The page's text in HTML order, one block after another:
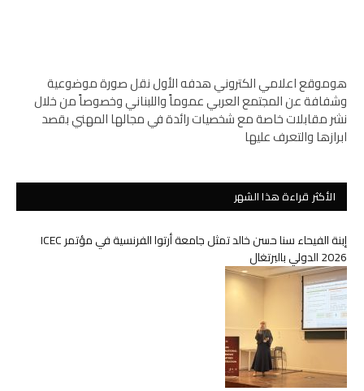
هوموقع اعلامي الكتروني هدفه الأول نقل صورة موضوعية
وشفافة عن المجتمع العربي عموماً واللبناني وخصوصاً من خلال
نشر مقابلات خاصة مع شخصيات رائدة في مجالها المهني بقصد
ابرازها والتعرف عليها
الأكثر قراءة هذا الشهر
إبنة الفيحاء سنا حسن خالد تمثل جامعة أرتوا الفرنسية في مؤتمر ICEC
2026 الدولي بالبرتغال